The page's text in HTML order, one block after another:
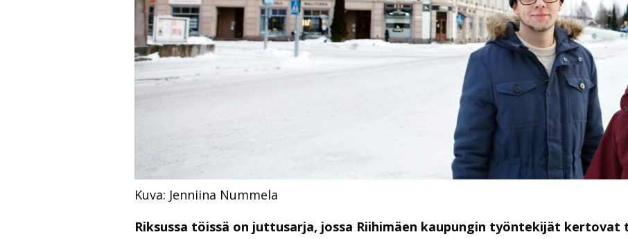
Kuva: Jenniina Nummela
Riksussa töissä on juttusarja, jossa Riihimäen kaupungin työntekijät kertovat